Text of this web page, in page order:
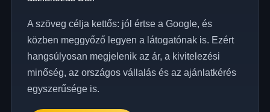
A szöveg célja kettős: jól értse a Google, és
közben meggyőző legyen a látogatónak is. Ezért
hangsúlyosan megjelenik az ár, a kivitelezési
minőség, az országos vállalás és az ajánlatkérés
egyszerűsége is.